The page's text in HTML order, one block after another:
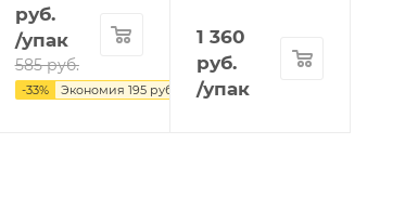
руб.
/упак
585руб.
-33% Экономия 195руб.
1 360
руб.
/упак